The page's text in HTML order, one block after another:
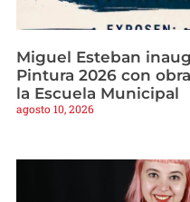
Miguel Esteban
Pintura 2026 con
la Escuela Municipal
agosto 10, 2026